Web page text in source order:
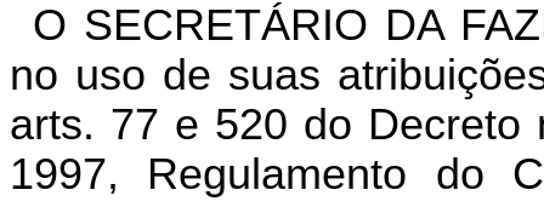
O SECRETÁRIO DA
no uso de suas
arts. 77 e 520 do Decreto
1997, Regulamento do